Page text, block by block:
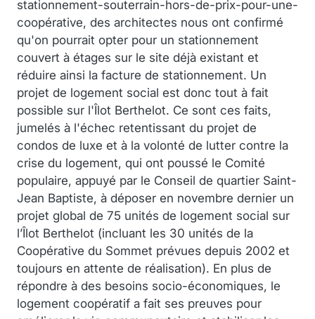
stationnement-souterrain-hors-de-prix-pour-une-
coopérative, des architectes nous ont confirmé
qu'on pourrait opter pour un stationnement
couvert à étages sur le site déjà existant et
réduire ainsi la facture de stationnement. Un
projet de logement social est donc tout à fait
possible sur l'Îlot Berthelot. Ce sont ces faits,
jumelés à l'échec retentissant du projet de
condos de luxe et à la volonté de lutter contre la
crise du logement, qui ont poussé le Comité
populaire, appuyé par le Conseil de quartier Saint-
Jean Baptiste, à déposer en novembre dernier un
projet global de 75 unités de logement social sur
l’Îlot Berthelot (incluant les 30 unités de la
Coopérative du Sommet prévues depuis 2002 et
toujours en attente de réalisation). En plus de
répondre à des besoins socio-économiques, le
logement coopératif a fait ses preuves pour